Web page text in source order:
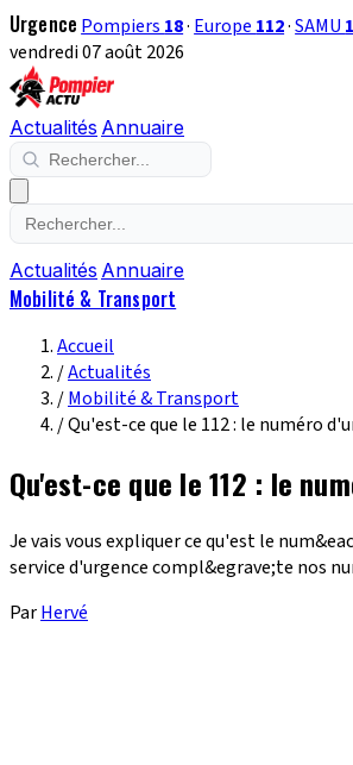
Urgence Pompiers 18· Europe 112·SAMU
vendredi 07 août 2026
Actualités Annuaire
Actualités Annuaire
Mobilité & Transport
Accueil
/Actualités
/Mobilité & Transport
/Qu'est-ce que le 112 : le numéro
Qu'est-ce que le 112 : le
Je vais vous expliquer ce qu'est le
service d'urgence compl&egrave;te nos
ParHervé